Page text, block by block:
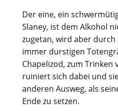
Der eine, ein
Slaney, ist dem Alkohol
zugetan, wird aber
immer durstigen
Chapelizod, zum Trinken
ruiniert sich dabei und
anderen Ausweg, als
Ende zu setzen.